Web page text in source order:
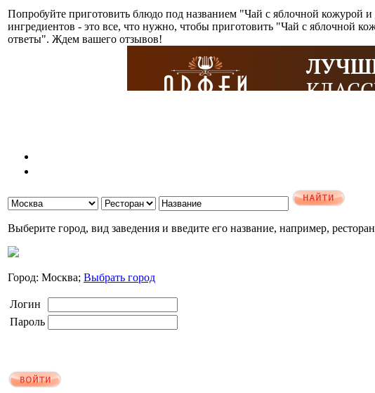
Попробуйте приготовить блюдо под названием "Чай с яблочной
ингредиентов - это все, что нужно, чтобы приготовить "Чай с яблочной
ответы". Ждем вашего отзывов!
Выберите город, вид заведения и введите его название, например,
Город: Москва; Выбрать город
Логин
Пароль